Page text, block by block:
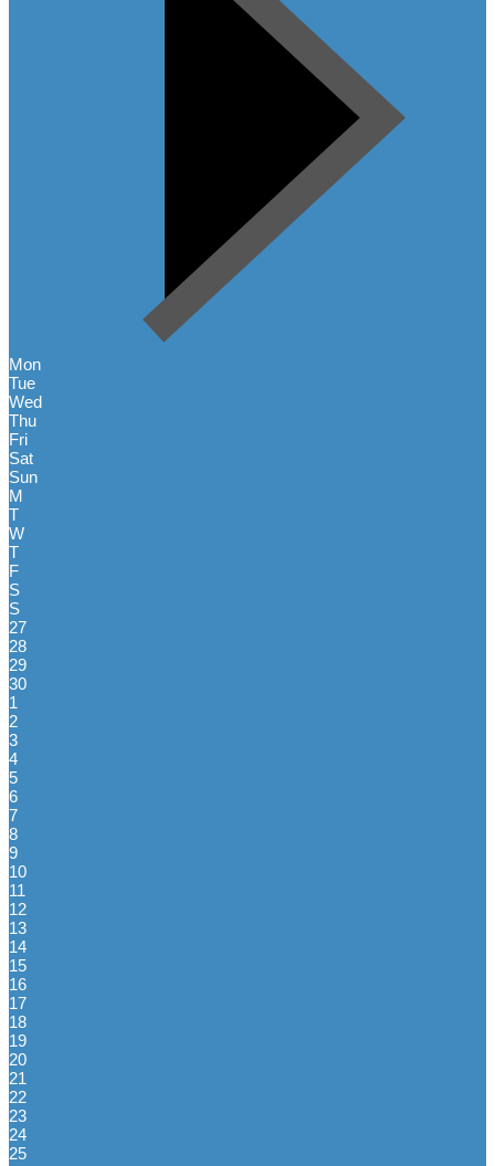
Mon
Tue
Wed
Thu
Fri
Sat
Sun
M
T
W
T
F
S
S
27
28
29
30
1
2
3
4
5
6
7
8
9
10
11
12
13
14
15
16
17
18
19
20
21
22
23
24
25